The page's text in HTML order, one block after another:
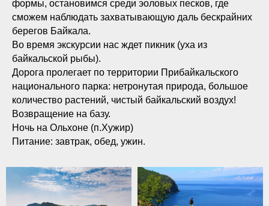
формы, остановимся среди эоловых песков, где
сможем наблюдать захватывающую даль бескрайних
берегов Байкала.
Во время экскурсии нас ждет пикник (уха из
байкальской рыбы).
Дорога пролегает по территории Прибайкальского
национального парка: нетронутая природа, большое
количество растений, чистый байкальский воздух!
Возвращение на базу.
Ночь на Ольхоне (п.Хужир)
Питание: завтрак, обед, ужин.